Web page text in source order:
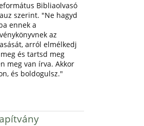
Bibliaolvasó
szerint. "Ne hagyd
ennek a
az
arról elmélkedj
és tartsd meg
meg van írva. Akkor
és boldogulsz."